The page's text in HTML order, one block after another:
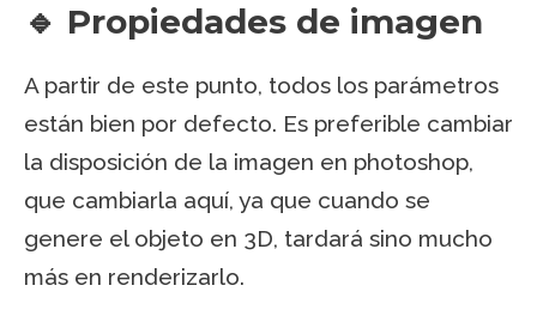
🔹 Propiedades de imagen
A partir de este punto, todos los parámetros
están bien por defecto. Es preferible cambiar
la disposición de la imagen en photoshop,
que cambiarla aquí, ya que cuando se
genere el objeto en 3D, tardará sino mucho
más en renderizarlo.